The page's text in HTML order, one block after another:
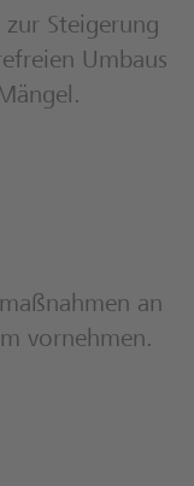
Steigerung
Umbaus
an
vornehmen.